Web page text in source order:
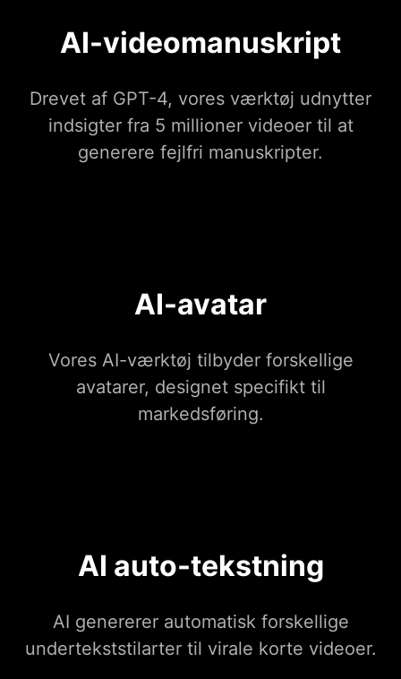
AI-videomanuskript
Drevet af GPT-4, vores værktøj udnytter
indsigter fra 5 millioner videoer til at
generere fejlfri manuskripter.
AI-avatar
Vores AI-værktøj tilbyder forskellige
avatarer, designet specifikt til
markedsføring.
AI auto-tekstning
AI genererer automatisk forskellige
undertekststilarter til virale korte videoer.